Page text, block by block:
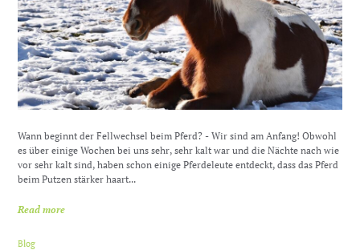
Wann beginnt der Fellwechsel beim Pferd? - Wir sind am Anfang! Obwohl
es über einige Wochen bei uns sehr, sehr kalt war und die Nächte nach wie
vor sehr kalt sind, haben schon einige Pferdeleute entdeckt, dass das Pferd
beim Putzen stärker haart...
Read more
Blog